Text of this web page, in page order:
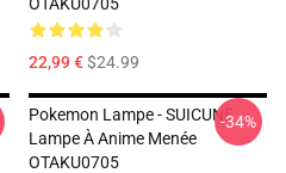
22,99 €$24.99
Pokemon Lampe - SUICUNE
Lampe À Anime Menée
OTAKU0705
-34%